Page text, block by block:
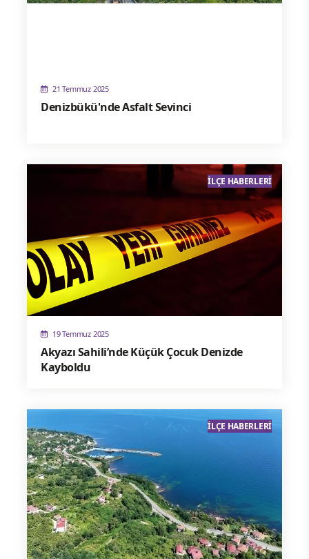
21 Temmuz 2025
Denizbükü'nde Asfalt Sevinci
19 Temmuz 2025
Akyazı Sahili’nde Küçük Çocuk Denizde
Kayboldu
İLÇE HABERLERI
İLÇE HABERLERI